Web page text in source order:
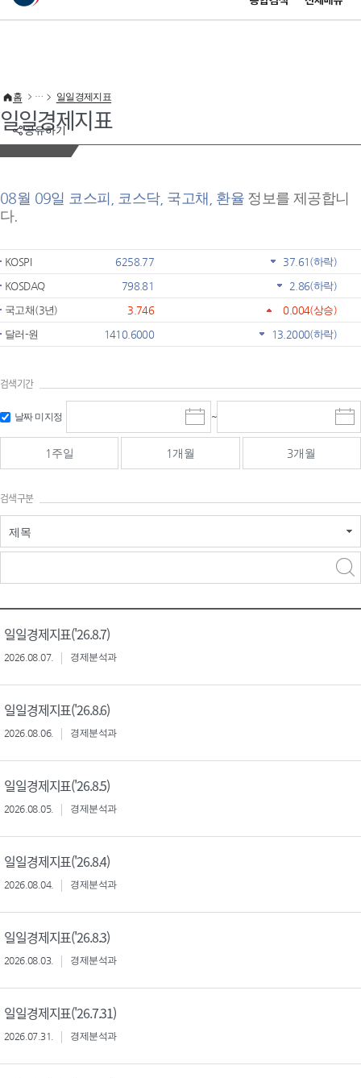
이 누리집은 대한민국 공식 전자정부 누리집입니다.
공유하기
홈 일일경제지표
일일경제지표
08월 09일 코스피, 코스닥, 국고채, 환율 정보를 제공합니
다.
KOSPI 6258.77 37.61 (하락)
KOSDAQ
798.81 2.86(하락)
국고채(3년)
3.746 0.004(상승)
달러-원
1410.6000 13.2000(하락)
검색기간
날짜 미지정
시
작
일
선
~
종
료
선
1주일 1개월 3개월
검색구분
제목
일일경제지표('26.8.7)
2026.08.07. 경제분석과
일일경제지표('26.8.6)
2026.08.06. 경제분석과
일일경제지표('26.8.5)
2026.08.05. 경제분석과
일일경제지표('26.8.4)
2026.08.04. 경제분석과
일일경제지표('26.8.3)
2026.08.03. 경제분석과
일일경제지표('26.7.31)
2026.07.31. 경제분석과